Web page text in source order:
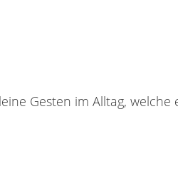
Gesten im Alltag,